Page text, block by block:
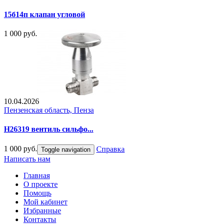
15б14п клапан угловой
1 000 руб.
10.04.2026
Пензенская область, Пенза
Н26319 вентиль сильфо...
1 000 руб. Toggle navigation
Справка
Написать нам
Главная
О проекте
Помощь
Мой кабинет
Избранные
Контакты